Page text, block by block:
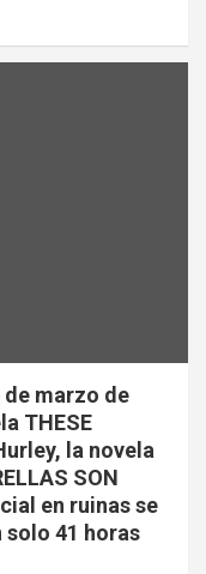
de marzo de
THESE
la novela
SON
en ruinas se
41 horas